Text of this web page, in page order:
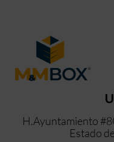
H.Ayuntamiento
Estado